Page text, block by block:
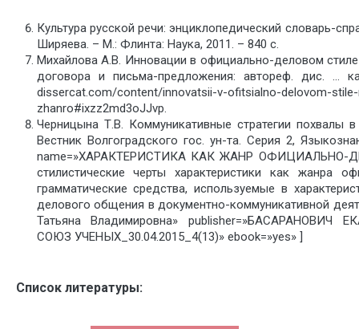
Культура русской речи: энциклопедический словарь-
Ширяева. – М.: Флинта: Наука, 2011. – 840 с.
Михайлова А.В. Инновации в официально-деловом
договора и письма-предложения: автореф. дис. …
dissercat.com/content/innovatsii-v-ofitsialno-delovom-
zhanro#ixzz2md3oJJvp.
Черницына Т.В. Коммуникативные стратегии
Вестник Волгоградского гос. ун-та. Серия 2,
name=»ХАРАКТЕРИСТИКА КАК ЖАНР ОФИЦИАЛЬНО-
стилистические черты характеристики как жанра
грамматические средства, используемые в
делового общения в документно-коммуникативной
Татьяна Владимировна» publisher=»БАСАРАНОВИЧ
СОЮЗ УЧЕНЫХ_30.04.2015_4(13)» ebook=»yes» ]
Список литературы: